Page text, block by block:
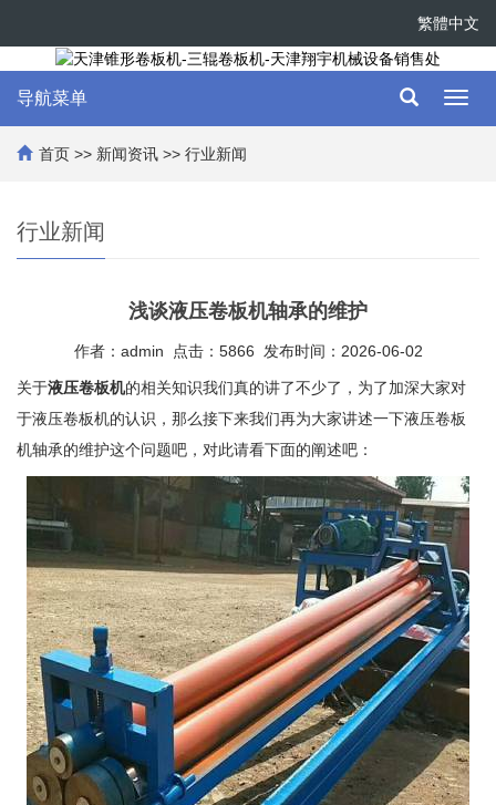
繁體中文
导航菜单
首页 >> 新闻资讯 >> 行业新闻
行业新闻
浅谈液压卷板机轴承的维护
作者：admin 点击：5866 发布时间：2026-06-02
关于液压卷板机的相关知识我们真的讲了不少了，为了加深大家对
于液压卷板机的认识，那么接下来我们再为大家讲述一下液压卷板
机轴承的维护这个问题吧，对此请看下面的阐述吧：